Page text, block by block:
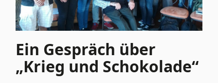
Ein Gespräch über
„Krieg und Schokolade“